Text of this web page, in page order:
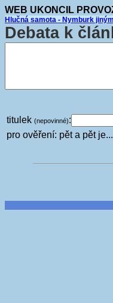
WEB UKONCIL
Hlučná samota - Nymburk
Debata k
titulek (nepovinné):
pro ověření: pět a pět je...